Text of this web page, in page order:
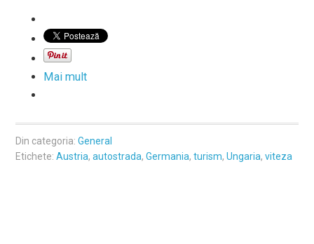
Mai mult
Din categoria:General
Etichete:Austria,autostrada,Germania,turism,Ungaria,viteza